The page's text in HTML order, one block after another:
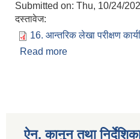
Submitted on: Thu, 10/24/
दस्तावेज:
16. आन्तरिक लेखा परीक्षण
Read more
ऐन, कानुन तथा